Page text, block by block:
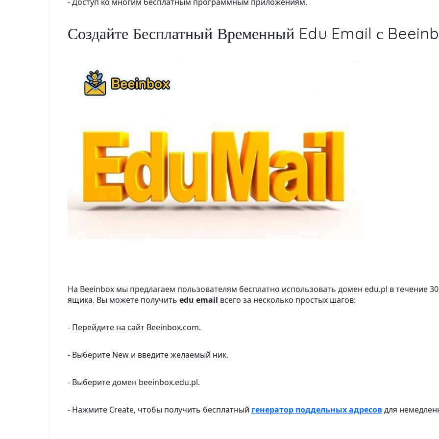
Создайте Бесплатный Временный Edu Email с
На Beeinbox мы предлагаем пользователям бесплатно использовать домен edu.pl в течение
ящика. Вы можете получить edu email всего за несколько простых шагов:
- Перейдите на сайт Beeinbox.com.
- Выберите New и введите желаемый ник.
- Выберите домен beeinbox.edu.pl.
- Нажмите Create, чтобы получить бесплатный генератор поддельных адресовдля